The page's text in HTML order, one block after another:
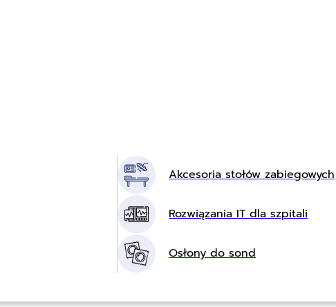
Akcesoria stołów zabiegowych
Rozwiązania IT dla szpitali
Osłony do sond